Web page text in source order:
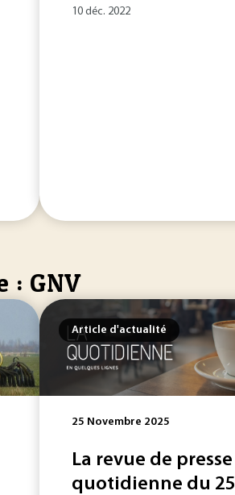
10 déc. 2022
: GNV
Article d'actualité
25 Novembre 2025
La revue de presse
quotidienne du 25